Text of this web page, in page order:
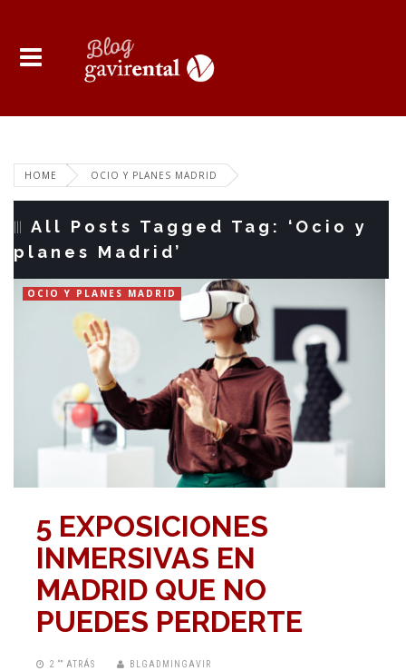
HOME OCIO Y PLANES MADRID
All Posts Tagged Tag: ‘Ocio y
planes Madrid’
OCIO Y PLANES MADRID
5 EXPOSICIONES
INMERSIVAS EN
MADRID QUE NO
PUEDES PERDERTE
2 “” ATRÁS BLGADMINGAVIR